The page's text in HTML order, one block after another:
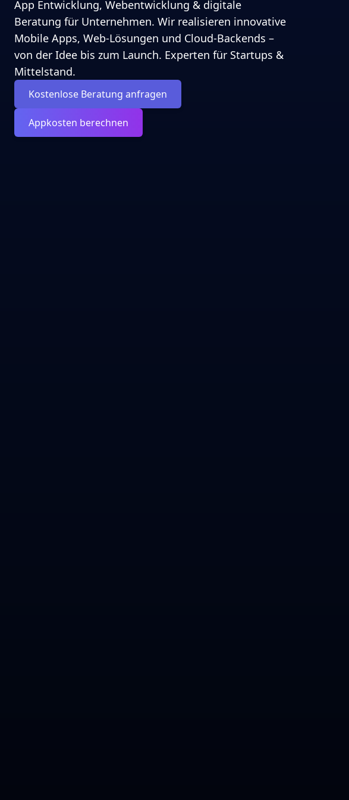
App Entwicklung, Webentwicklung & digitale
Beratung für Unternehmen. Wir realisieren innovative
Mobile Apps, Web-Lösungen und Cloud-Backends –
von der Idee bis zum Launch. Experten für Startups &
Mittelstand.
Kostenlose Beratung anfragen
Appkosten berechnen